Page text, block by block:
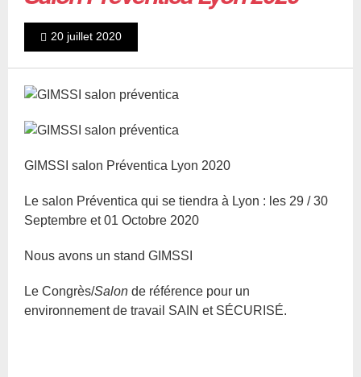
20 juillet 2020
GIMSSI salon Préventica Lyon 2020
Le salon Préventica qui se tiendra à Lyon : les 29 / 30
Septembre et 01 Octobre 2020
Nous avons un stand GIMSSI
Le Congrès/Salon de référence pour un
environnement de travail SAIN et SÉCURISÉ.